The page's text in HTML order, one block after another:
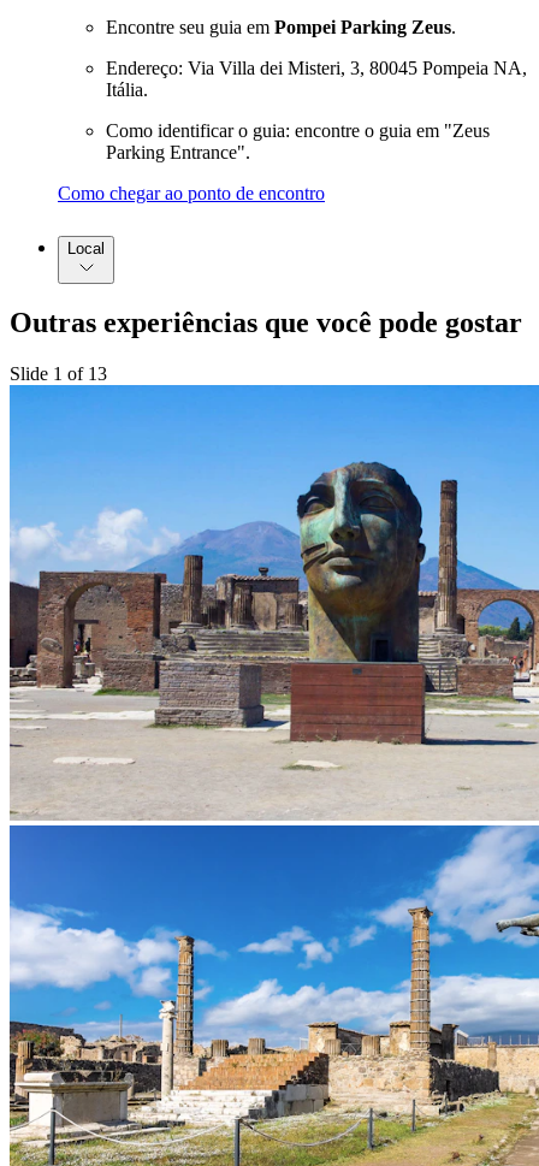
Encontre seu guia em Pompei Parking Zeus.
Endereço: Via Villa dei Misteri, 3, 80045 Pompeia NA,
Itália.
Como identificar o guia: encontre o guia em "Zeus
Parking Entrance".
Como chegar ao ponto de encontro
Local
Outras experiências que você pode gostar
Slide 1 of 13